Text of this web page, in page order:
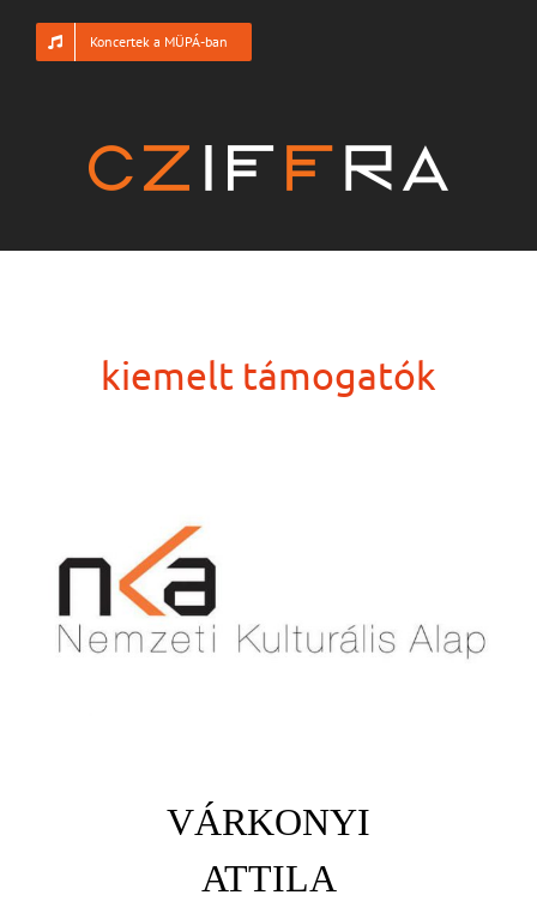
Koncertek a MÜPÁ-ban
kiemelt támogatók
VÁRKONYI
ATTILA